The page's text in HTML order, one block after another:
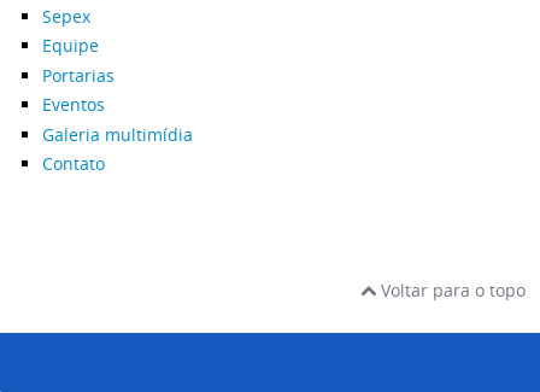
Sepex
Equipe
Portarias
Eventos
Galeria multimídia
Contato
Voltar para o topo